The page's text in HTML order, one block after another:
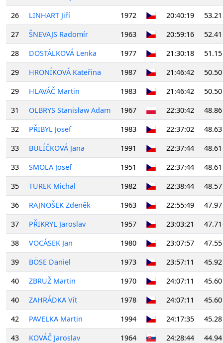
26
LINHART Jiří 1972 20:40:19
53.21
27
ŠNEVAJS Radomír 1963 20:59:16
52.41
28
DOSTÁLKOVÁ Lenka 1977 21:30:18
51.15
29
HRONÍKOVÁ Kateřina 1987 21:46:42
50.50
29
HLAVÁČ Martin 1983 21:46:42
50.50
31
OLBRYS Stanisław Adam 1967 22:30:42
48.86
32
PŘIBYL Josef 1983 22:37:02
48.63
33
BULÍČKOVÁ Jana 1991 22:37:44
48.61
33
SMOLA Josef 1951 22:37:44
48.61
35
TUREK Michal 1982 22:38:44
48.57
36
RAJNOŠEK Zdeněk 1963 22:55:49
47.97
37
PŘIKRYL Jaroslav 1957 23:03:21
47.71
38
VOCÁSEK Jan 1980 23:07:57
47.55
39
BÖSE Daniel 1973 23:57:11
45.92
40
ZBRUŽ Martin 1970 24:07:11
45.60
40
ZAHRÁDKA Vít 1978 24:07:11
45.60
42
PAVELKA Martin 1994 24:17:35
45.28
43
KOVÁČ Jaroslav 1964 24:28:44
44.94